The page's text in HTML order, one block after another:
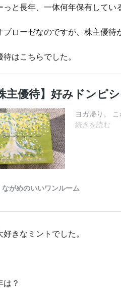
っと長年、一体何年保有してい
ブローゼなのですが、株主優待
待はこちらでした。
好きなミントでした。
は？